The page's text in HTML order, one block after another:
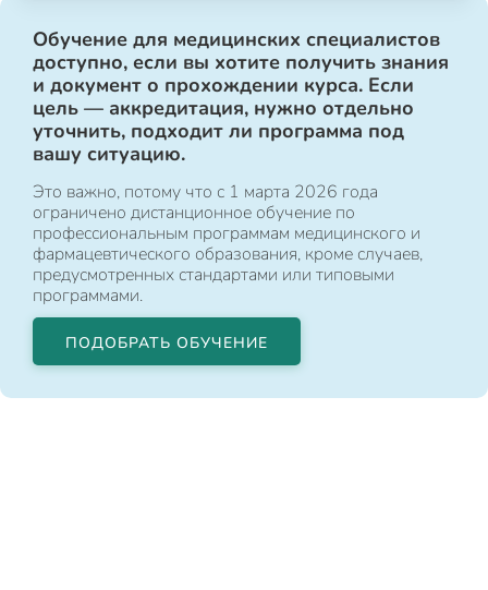
Обучение для медицинских специалистов
доступно, если вы хотите получить знания
и документ о прохождении курса. Если
цель — аккредитация, нужно отдельно
уточнить, подходит ли программа под
вашу ситуацию.
Это важно, потому что с 1 марта 2026 года
ограничено дистанционное обучение по
профессиональным программам медицинского и
фармацевтического образования, кроме случаев,
предусмотренных стандартами или типовыми
программами.
ПОДОБРАТЬ ОБУЧЕНИЕ